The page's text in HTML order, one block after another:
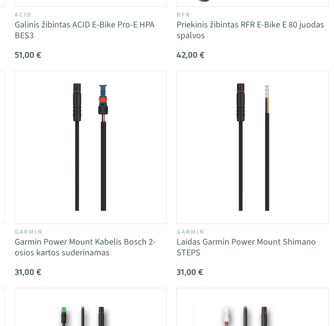
ACID
Galinis žibintas ACID E-Bike Pro-E HPA
BES3
51,00 €
RFR
Priekinis žibintas RFR E-Bike E 80 juodas
spalvos
42,00 €
GARMIN
Garmin Power Mount Kabelis Bosch 2-
osios kartos suderinamas
31,00 €
GARMIN
Laidas Garmin Power Mount Shimano
STEPS
31,00 €